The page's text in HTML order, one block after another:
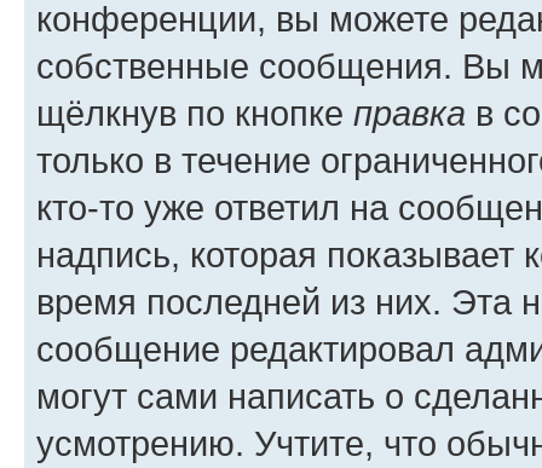
конференции, вы можете
собственные сообщения. Вы
щёлкнув по кнопке правка в
только в течение
кто-то уже ответил на
надпись, которая показывает
время последней из них. Эта
сообщение редактировал
могут сами написать о
усмотрению. Учтите, что